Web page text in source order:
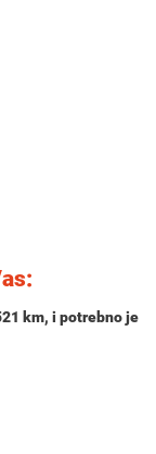
km, i potrebno je